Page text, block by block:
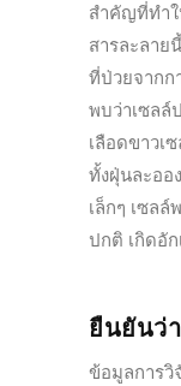
สำคัญที่ทำใ
สารละลาย
ที่ป่วยจากก
พบว่าเซลล์
เลือดขาวเ
ทั้งฝุ่นละออ
เล็กๆ เซล
ปกติ เกิดอัก
ยืนยันว่
ข้อมูลการวิ